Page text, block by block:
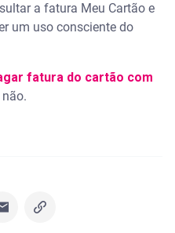
a fatura Meu Cartão e
um uso consciente do
fatura do cartão com